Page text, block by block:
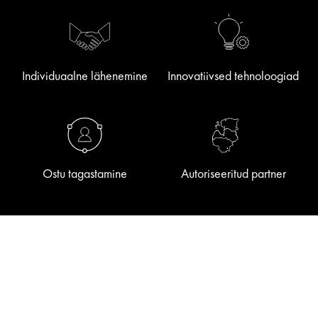
Individuaalne lähenemine Innovatiivsed tehnoloogiad
Ostu tagastamine Autoriseeritud partner